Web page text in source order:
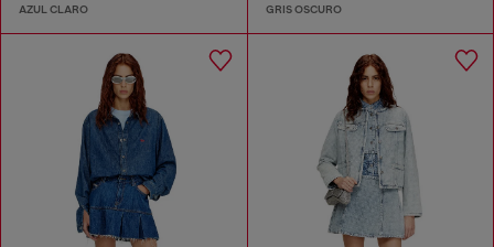
AZUL CLARO GRIS OSCURO